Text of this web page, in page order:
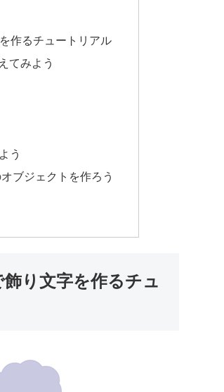
作るチュートリアル
てみよう
う
ブジェクトを作ろう
り文字を作るチュ